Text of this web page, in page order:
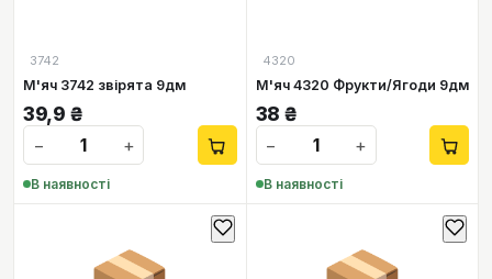
3742
М'яч 3742 звірята 9дм
39,9 ₴
−
+
В наявності
4320
М'яч 4320 Фрукти/Ягоди 9дм
38 ₴
−
+
В наявності